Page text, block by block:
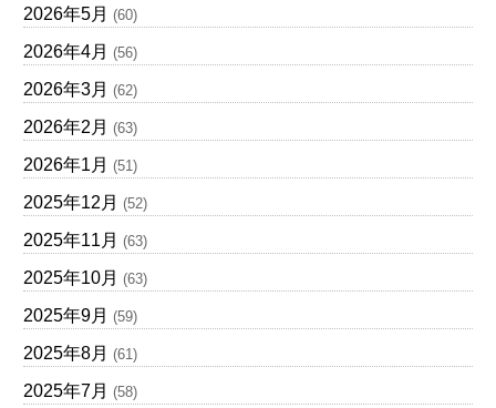
2026年5月 (60)
2026年4月 (56)
2026年3月 (62)
2026年2月 (63)
2026年1月 (51)
2025年12月 (52)
2025年11月 (63)
2025年10月 (63)
2025年9月 (59)
2025年8月 (61)
2025年7月 (58)